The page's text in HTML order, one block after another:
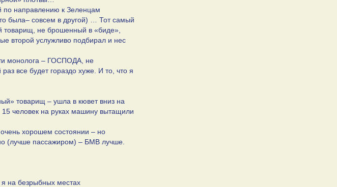
по направлению к Зеленцам
была– совсем в другой) … Тот самый
товарищ, не брошенный в «биде»,
второй услужливо подбирал и нес
монолога – ГОСПОДА, не
все будет гораздо хуже. И то, что я
товарищ – ушла в кювет вниз на
человек на руках машину вытащили
хорошем состоянии – но
(лучше пассажиром) – БМВ лучше.
на безрыбных местах